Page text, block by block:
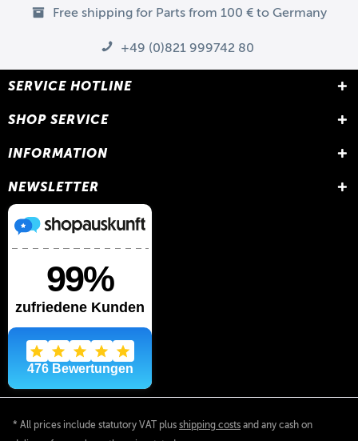
Free shipping for Parts from 100 € to Germany
+49 (0)821 999742 80
SERVICE HOTLINE
SHOP SERVICE
INFORMATION
NEWSLETTER
* All prices include statutory VAT plus shipping costs and any cash on